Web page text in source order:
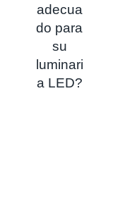
adecua
do para
su
luminari
a LED?